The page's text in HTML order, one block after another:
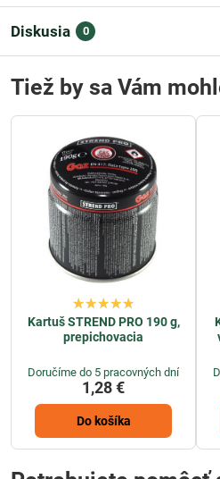
Diskusia 0
Tiež by sa Vám
Kartuš STREND PRO 190 g,
prepichovacia
Doručíme do 5 pracovných dní
1,28 €
Do košíka